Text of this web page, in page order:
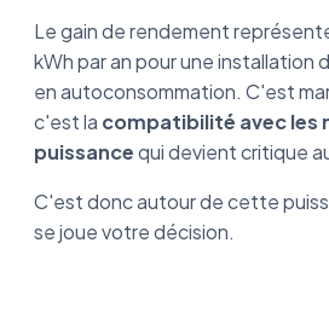
Le gain de rendement
kWh par an pour une installation
en autoconsommation. C'est
c'est la compatibilité avec les
puissancequi devient critique
C'est donc autour de cette
se joue votre décision.